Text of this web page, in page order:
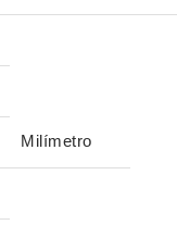
Milímetro